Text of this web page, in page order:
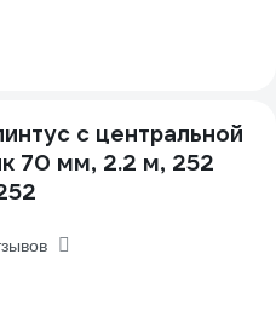
с центральной
70 мм, 2.2 м, 252